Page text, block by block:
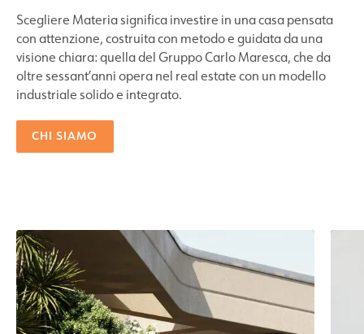
Scegliere Materia significa investire in una casa pensata
con attenzione, costruita con metodo e guidata da una
visione chiara: quella del Gruppo Carlo Maresca, che da
oltre sessant’anni opera nel real estate con un modello
industriale solido e integrato.
CHI SIAMO